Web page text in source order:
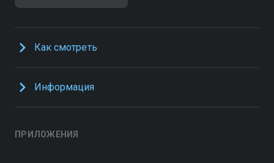
Как смотреть
Информация
ПРИЛОЖЕНИЯ